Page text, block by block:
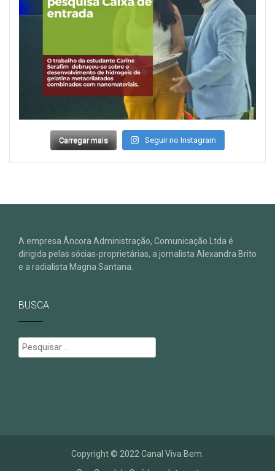
Carregar mais Seguir no Instagram
A empresa Âncora Administração, Comunicação Ltda é
dirigida pelas sócias-proprietárias, a jornalista Alexandra Brito
e a radialista Magna Santana.
BUSCA
Pesquisar
por:
Copyright © 2022 Canal Viva Bem.